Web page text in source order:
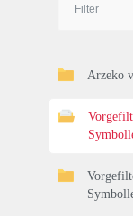
Arzeko